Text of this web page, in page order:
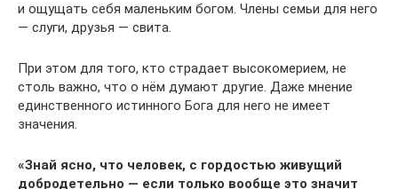
и ощущать себя маленьким богом. Члены семьи для него
— слуги, друзья — свита.
При этом для того, кто страдает высокомерием, не
столь важно, что о нём думают другие. Даже мнение
единственного истинного Бога для него не имеет
значения.
«Знай ясно, что человек, с гордостью живущий
добродетельно — если только вообще это значит